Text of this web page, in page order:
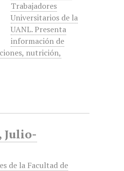
Trabajadores
Universitarios de la
UANL. Presenta
información de
nutrición,
Julio-
de la Facultad de